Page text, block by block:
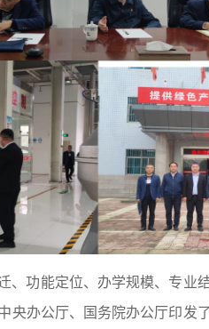
、功能定位、办学规模、专业
央办公厅、国务院办公厅印发